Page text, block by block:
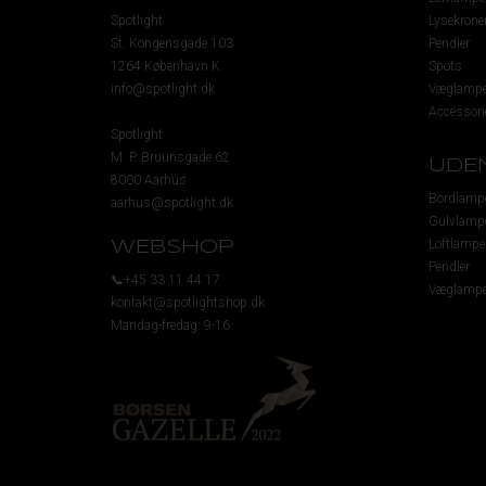
Spotlight
St. Kongensgade 103
1264 København K
info@spotlight.dk
Spotlight
M. P. Bruunsgade 62
8000 Aarhus
aarhus@spotlight.dk
WEBSHOP
📞+45 33 11 44 17
kontakt@spotlightshop.dk
Mandag-fredag: 9-16
Pendler
Spots
Pendler